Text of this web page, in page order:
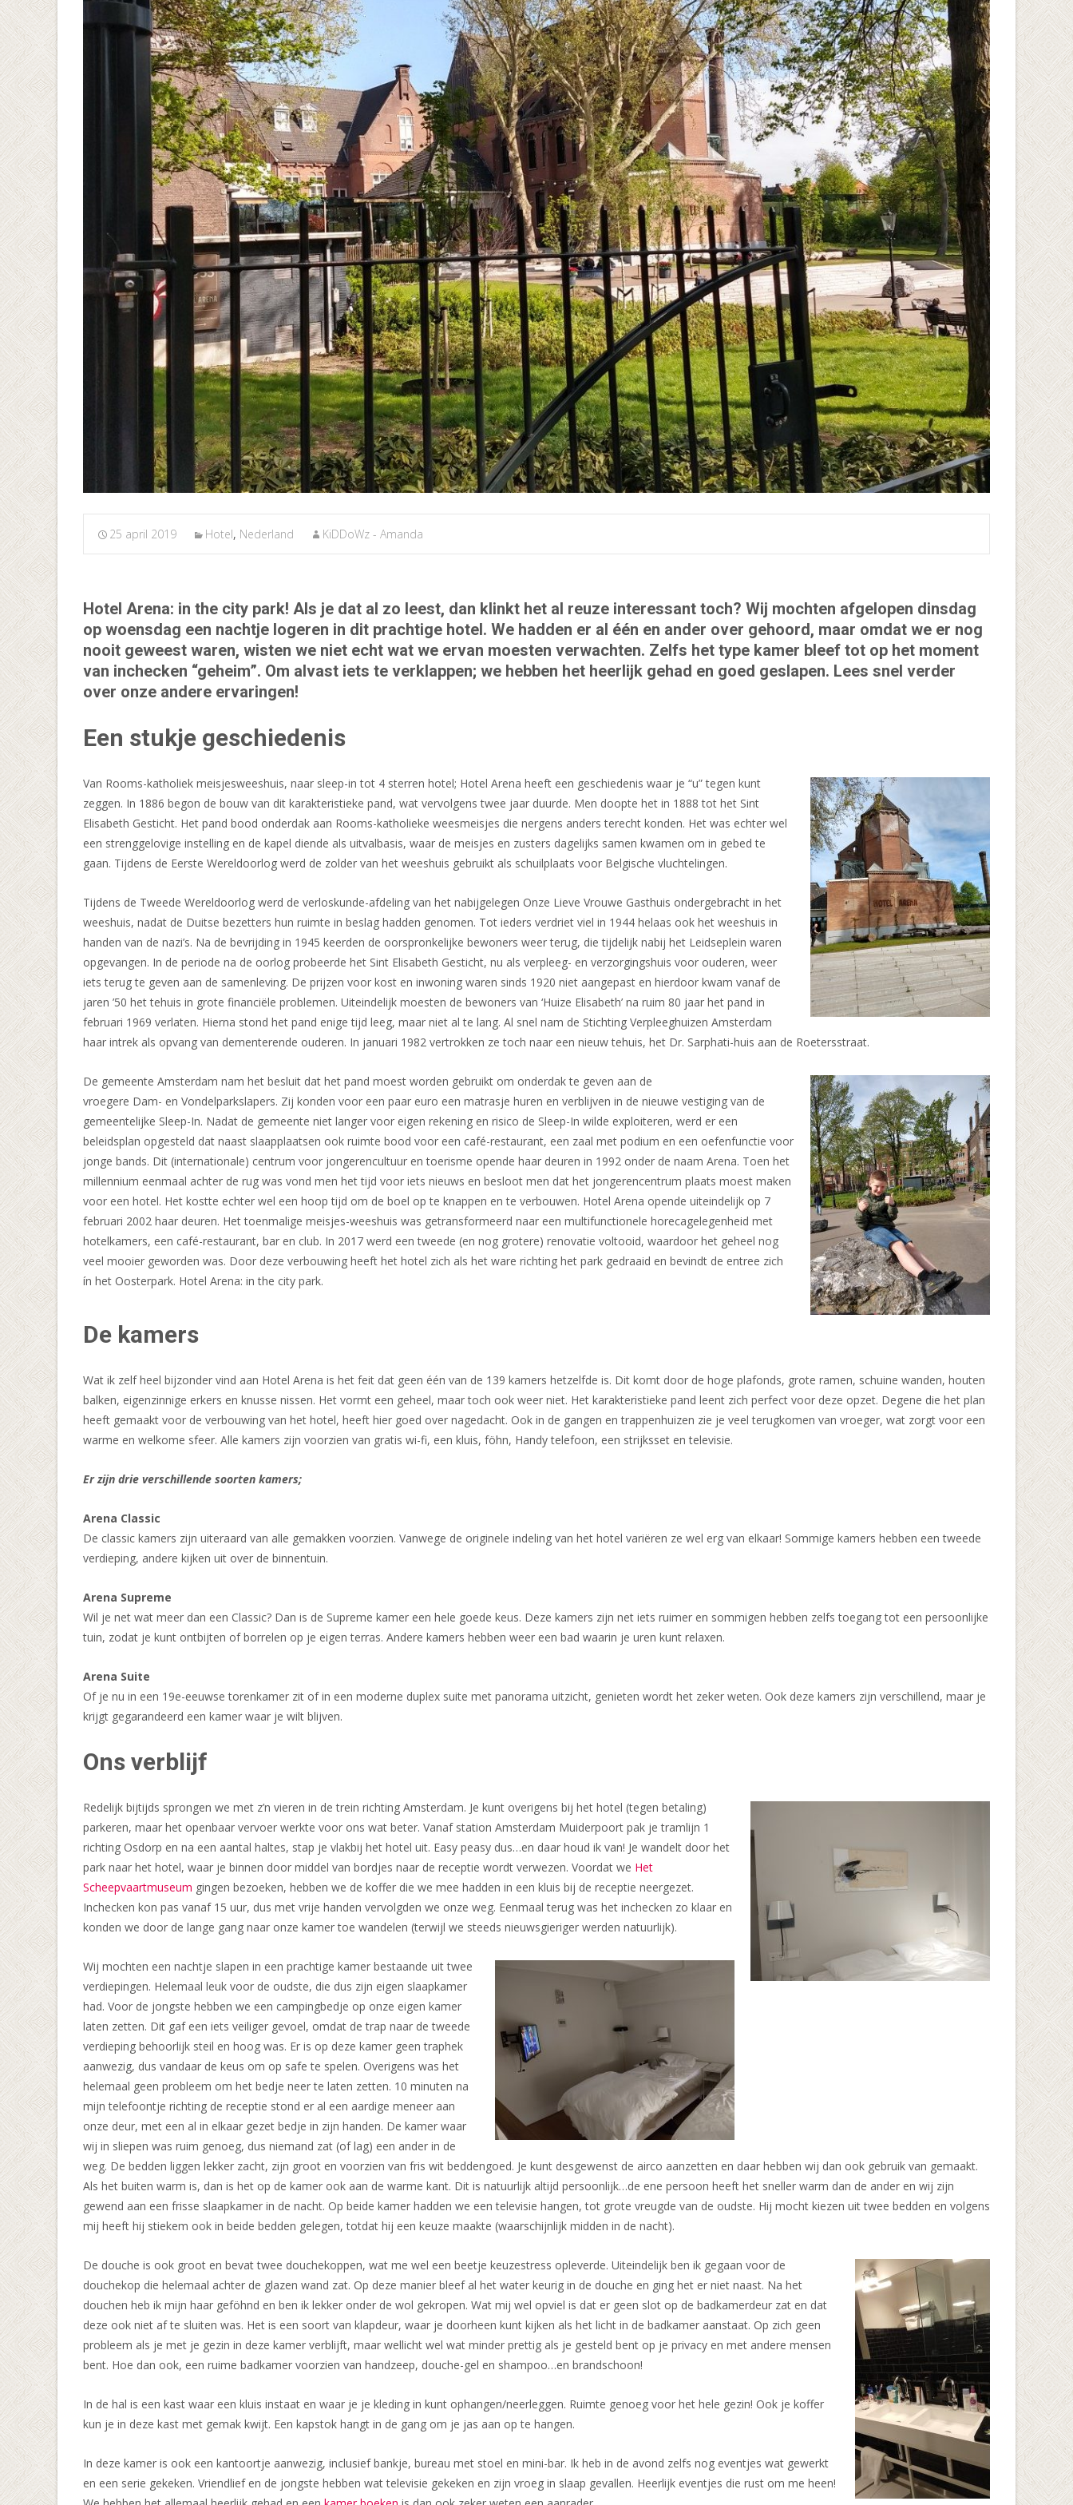
25 april 2019 Hotel, Nederland KiDDoWz - Amanda
Hotel Arena: in the city park! Als je dat al zo leest, dan klinkt het al reuze interessant toch? Wij mochten afgelopen dinsdag
op woensdag een nachtje logeren in dit prachtige hotel. We hadden er al één en ander over gehoord, maar omdat we er nog
nooit geweest waren, wisten we niet echt wat we ervan moesten verwachten. Zelfs het type kamer bleef tot op het moment
van inchecken “geheim”. Om alvast iets te verklappen; we hebben het heerlijk gehad en goed geslapen. Lees snel verder
over onze andere ervaringen!
Een stukje geschiedenis
Van Rooms-katholiek meisjesweeshuis, naar sleep-in tot 4 sterren hotel; Hotel Arena heeft een geschiedenis waar je “u” tegen kunt
zeggen. In 1886 begon de bouw van dit karakteristieke pand, wat vervolgens twee jaar duurde. Men doopte het in 1888 tot het Sint
Elisabeth Gesticht. Het pand bood onderdak aan Rooms-katholieke weesmeisjes die nergens anders terecht konden. Het was echter wel
een strenggelovige instelling en de kapel diende als uitvalbasis, waar de meisjes en zusters dagelijks samen kwamen om in gebed te
gaan. Tijdens de Eerste Wereldoorlog werd de zolder van het weeshuis gebruikt als schuilplaats voor Belgische vluchtelingen.
Tijdens de Tweede Wereldoorlog werd de verloskunde-afdeling van het nabijgelegen Onze Lieve Vrouwe Gasthuis ondergebracht in het
weeshuis, nadat de Duitse bezetters hun ruimte in beslag hadden genomen. Tot ieders verdriet viel in 1944 helaas ook het weeshuis in
handen van de nazi’s. Na de bevrijding in 1945 keerden de oorspronkelijke bewoners weer terug, die tijdelijk nabij het Leidseplein waren
opgevangen. In de periode na de oorlog probeerde het Sint Elisabeth Gesticht, nu als verpleeg- en verzorgingshuis voor ouderen, weer
iets terug te geven aan de samenleving. De prijzen voor kost en inwoning waren sinds 1920 niet aangepast en hierdoor kwam vanaf de
jaren ’50 het tehuis in grote financiële problemen. Uiteindelijk moesten de bewoners van ‘Huize Elisabeth’ na ruim 80 jaar het pand in
februari 1969 verlaten. Hierna stond het pand enige tijd leeg, maar niet al te lang. Al snel nam de Stichting Verpleeghuizen Amsterdam
haar intrek als opvang van dementerende ouderen. In januari 1982 vertrokken ze toch naar een nieuw tehuis, het Dr. Sarphati-huis aan de Roetersstraat.
De gemeente Amsterdam nam het besluit dat het pand moest worden gebruikt om onderdak te geven aan de
vroegere Dam- en Vondelparkslapers. Zij konden voor een paar euro een matrasje huren en verblijven in de nieuwe vestiging van de
gemeentelijke Sleep-In. Nadat de gemeente niet langer voor eigen rekening en risico de Sleep-In wilde exploiteren, werd er een
beleidsplan opgesteld dat naast slaapplaatsen ook ruimte bood voor een café-restaurant, een zaal met podium en een oefenfunctie voor
jonge bands. Dit (internationale) centrum voor jongerencultuur en toerisme opende haar deuren in 1992 onder de naam Arena. Toen het
millennium eenmaal achter de rug was vond men het tijd voor iets nieuws en besloot men dat het jongerencentrum plaats moest maken
voor een hotel. Het kostte echter wel een hoop tijd om de boel op te knappen en te verbouwen. Hotel Arena opende uiteindelijk op 7
februari 2002 haar deuren. Het toenmalige meisjes-weeshuis was getransformeerd naar een multifunctionele horecagelegenheid met
hotelkamers, een café-restaurant, bar en club. In 2017 werd een tweede (en nog grotere) renovatie voltooid, waardoor het geheel nog
veel mooier geworden was. Door deze verbouwing heeft het hotel zich als het ware richting het park gedraaid en bevindt de entree zich
ín het Oosterpark. Hotel Arena: in the city park.
De kamers
Wat ik zelf heel bijzonder vind aan Hotel Arena is het feit dat geen één van de 139 kamers hetzelfde is. Dit komt door de hoge plafonds, grote ramen, schuine wanden, houten
balken, eigenzinnige erkers en knusse nissen. Het vormt een geheel, maar toch ook weer niet. Het karakteristieke pand leent zich perfect voor deze opzet. Degene die het plan
heeft gemaakt voor de verbouwing van het hotel, heeft hier goed over nagedacht. Ook in de gangen en trappenhuizen zie je veel terugkomen van vroeger, wat zorgt voor een
warme en welkome sfeer. Alle kamers zijn voorzien van gratis wi-fi, een kluis, föhn, Handy telefoon, een strijksset en televisie.
Er zijn drie verschillende soorten kamers;
Arena Classic
De classic kamers zijn uiteraard van alle gemakken voorzien. Vanwege de originele indeling van het hotel variëren ze wel erg van elkaar! Sommige kamers hebben een tweede
verdieping, andere kijken uit over de binnentuin.
Arena Supreme
Wil je net wat meer dan een Classic? Dan is de Supreme kamer een hele goede keus. Deze kamers zijn net iets ruimer en sommigen hebben zelfs toegang tot een persoonlijke
tuin, zodat je kunt ontbijten of borrelen op je eigen terras. Andere kamers hebben weer een bad waarin je uren kunt relaxen.
Arena Suite
Of je nu in een 19e-eeuwse torenkamer zit of in een moderne duplex suite met panorama uitzicht, genieten wordt het zeker weten. Ook deze kamers zijn verschillend, maar je
krijgt gegarandeerd een kamer waar je wilt blijven.
Ons verblijf
Redelijk bijtijds sprongen we met z’n vieren in de trein richting Amsterdam. Je kunt overigens bij het hotel (tegen betaling)
parkeren, maar het openbaar vervoer werkte voor ons wat beter. Vanaf station Amsterdam Muiderpoort pak je tramlijn 1
richting Osdorp en na een aantal haltes, stap je vlakbij het hotel uit. Easy peasy dus…en daar houd ik van! Je wandelt door het
park naar het hotel, waar je binnen door middel van bordjes naar de receptie wordt verwezen. Voordat we Het
Scheepvaartmuseum gingen bezoeken, hebben we de koffer die we mee hadden in een kluis bij de receptie neergezet.
Inchecken kon pas vanaf 15 uur, dus met vrije handen vervolgden we onze weg. Eenmaal terug was het inchecken zo klaar en
konden we door de lange gang naar onze kamer toe wandelen (terwijl we steeds nieuwsgieriger werden natuurlijk).
Wij mochten een nachtje slapen in een prachtige kamer bestaande uit twee
verdiepingen. Helemaal leuk voor de oudste, die dus zijn eigen slaapkamer
had. Voor de jongste hebben we een campingbedje op onze eigen kamer
laten zetten. Dit gaf een iets veiliger gevoel, omdat de trap naar de tweede
verdieping behoorlijk steil en hoog was. Er is op deze kamer geen traphek
aanwezig, dus vandaar de keus om op safe te spelen. Overigens was het
helemaal geen probleem om het bedje neer te laten zetten. 10 minuten na
mijn telefoontje richting de receptie stond er al een aardige meneer aan
onze deur, met een al in elkaar gezet bedje in zijn handen. De kamer waar
wij in sliepen was ruim genoeg, dus niemand zat (of lag) een ander in de
weg. De bedden liggen lekker zacht, zijn groot en voorzien van fris wit beddengoed. Je kunt desgewenst de airco aanzetten en daar hebben wij dan ook gebruik van gemaakt.
Als het buiten warm is, dan is het op de kamer ook aan de warme kant. Dit is natuurlijk altijd persoonlijk…de ene persoon heeft het sneller warm dan de ander en wij zijn
gewend aan een frisse slaapkamer in de nacht. Op beide kamer hadden we een televisie hangen, tot grote vreugde van de oudste. Hij mocht kiezen uit twee bedden en volgens
mij heeft hij stiekem ook in beide bedden gelegen, totdat hij een keuze maakte (waarschijnlijk midden in de nacht).
De douche is ook groot en bevat twee douchekoppen, wat me wel een beetje keuzestress opleverde. Uiteindelijk ben ik gegaan voor de
douchekop die helemaal achter de glazen wand zat. Op deze manier bleef al het water keurig in de douche en ging het er niet naast. Na het
douchen heb ik mijn haar geföhnd en ben ik lekker onder de wol gekropen. Wat mij wel opviel is dat er geen slot op de badkamerdeur zat en dat
deze ook niet af te sluiten was. Het is een soort van klapdeur, waar je doorheen kunt kijken als het licht in de badkamer aanstaat. Op zich geen
probleem als je met je gezin in deze kamer verblijft, maar wellicht wel wat minder prettig als je gesteld bent op je privacy en met andere mensen
bent. Hoe dan ook, een ruime badkamer voorzien van handzeep, douche-gel en shampoo…en brandschoon!
In de hal is een kast waar een kluis instaat en waar je je kleding in kunt ophangen/neerleggen. Ruimte genoeg voor het hele gezin! Ook je koffer
kun je in deze kast met gemak kwijt. Een kapstok hangt in de gang om je jas aan op te hangen.
In deze kamer is ook een kantoortje aanwezig, inclusief bankje, bureau met stoel en mini-bar. Ik heb in de avond zelfs nog eventjes wat gewerkt
en een serie gekeken. Vriendlief en de jongste hebben wat televisie gekeken en zijn vroeg in slaap gevallen. Heerlijk eventjes die rust om me heen!